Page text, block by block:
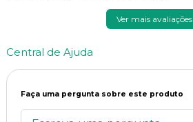
Ver mais avaliações
Central de Ajuda
Faça uma pergunta sobre este produto